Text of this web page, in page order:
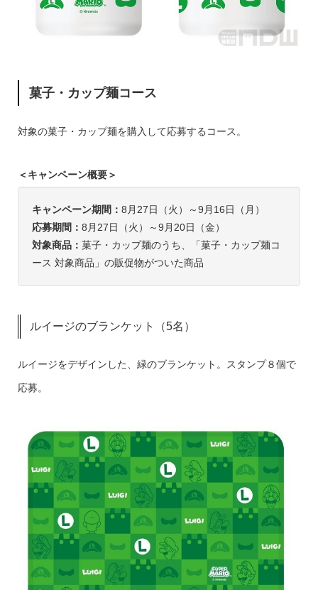
菓子・カップ麺コース
対象の菓子・カップ麺を購入して応募するコース。
＜キャンペーン概要＞
キャンペーン期間： 8月27日（火）～9月16日（月）
応募期間： 8月27日（火）～9月20日（金）
対象商品： 菓子・カップ麺のうち、「菓子・カップ麺コ
ース 対象商品」の販促物がついた商品
ルイージのブランケット（5名）
ルイージをデザインした、緑のブランケット。スタンプ８個で
応募。